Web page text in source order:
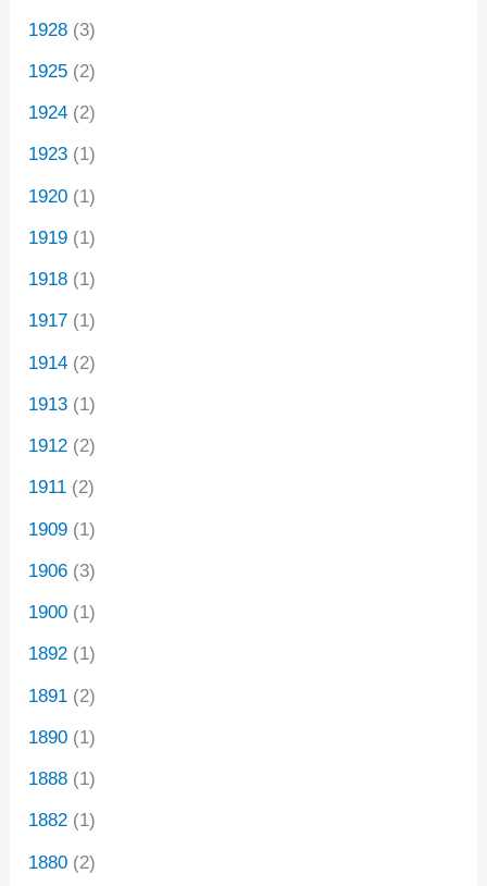
1928 (3)
1925 (2)
1924 (2)
1923 (1)
1920 (1)
1919 (1)
1918 (1)
1917 (1)
1914 (2)
1913 (1)
1912 (2)
1911 (2)
1909 (1)
1906 (3)
1900 (1)
1892 (1)
1891 (2)
1890 (1)
1888 (1)
1882 (1)
1880 (2)